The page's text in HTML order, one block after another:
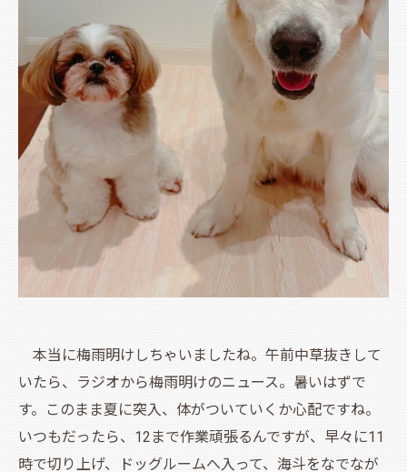
本当に梅雨明けしちゃいましたね。午前中草抜きして
いたら、ラジオから梅雨明けのニュース。暑いはずで
す。このまま夏に突入、体がついていくか心配ですね。
いつもだったら、12まで作業頑張るんですが、早々に11
時で切り上げ、ドッグルームへ入って、海斗をなでなが